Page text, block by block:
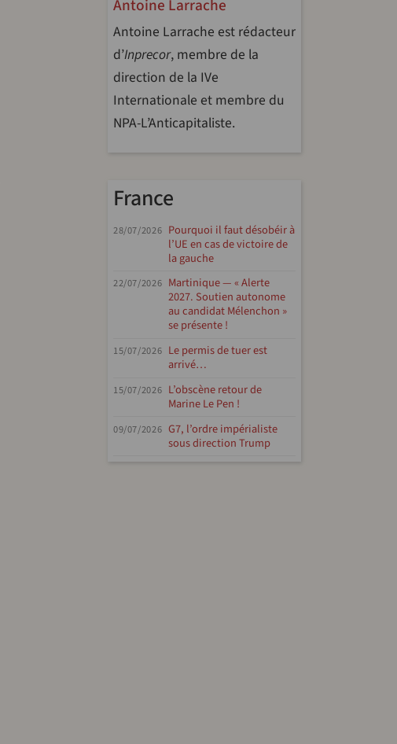
Antoine Larrache
Antoine Larrache est rédacteur
d’Inprecor, membre de la
direction de la IVe
Internationale et membre du
NPA-L’Anticapitaliste.
France
28/07/2026 Pourquoi il faut désobéir à
l’UE en cas de victoire de
la gauche
22/07/2026 Martinique — « Alerte
2027. Soutien autonome
au candidat Mélenchon »
se présente !
15/07/2026 Le permis de tuer est
arrivé…
15/07/2026 L’obscène retour de
Marine Le Pen !
09/07/2026 G7, l’ordre impérialiste
sous direction Trump